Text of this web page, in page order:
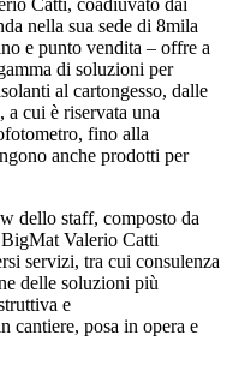
Catti, coadiuvato dai
nella sua sede di 8mila
e punto vendita – offre a
di soluzioni per
al cartongesso, dalle
a cui è riservata una
fino alla
anche prodotti per
dello staff, composto da
Valerio Catti
servizi, tra cui consulenza
delle soluzioni più
e
cantiere, posa in opera e